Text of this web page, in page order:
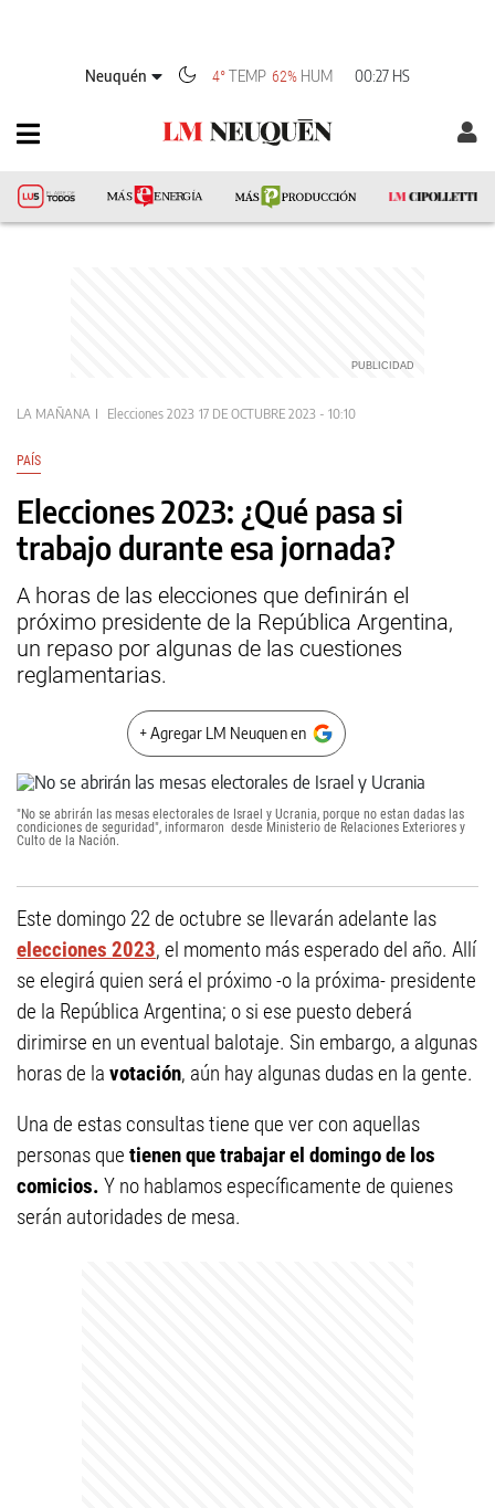
Neuquén 4°TEMP 62% HUM 00:27 HS
LA MAÑANA Elecciones 2023 17 DE OCTUBRE 2023 - 10:10
PAÍS
Elecciones 2023: ¿Qué pasa si
trabajo durante esa jornada?
A horas de las elecciones que definirán el
próximo presidente de la República Argentina,
un repaso por algunas de las cuestiones
reglamentarias.
+ Agregar LM Neuquen en
"No se abrirán las mesas electorales de Israel y Ucrania, porque no estan dadas las
condiciones de seguridad", informaron desde Ministerio de Relaciones Exteriores y
Culto de la Nación.
Este domingo 22 de octubre se llevarán adelante las
elecciones 2023, el momento más esperado del año. Allí
se elegirá quien será el próximo -o la próxima- presidente
de la República Argentina; o si ese puesto deberá
dirimirse en un eventual balotaje. Sin embargo, a algunas
horas de la votación, aún hay algunas dudas en la gente.
Una de estas consultas tiene que ver con aquellas
personas que tienen que trabajar el domingo de los
comicios. Y no hablamos específicamente de quienes
serán autoridades de mesa.